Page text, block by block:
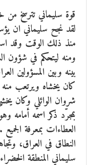
قوة سليماني تترسخ من
لقد نجح سليماني ان
منذ ذلك الوقت وقد
ومنه ليتحكم في شؤون
بينه وبين المسؤولين
كان يخشاه ويرتعب منه
شروان الوائلي وكان
بمجرّد ذكر اسمه أمامه
العطاءات بمعرفة
النطاق في العراق،
سليماني المنطقة